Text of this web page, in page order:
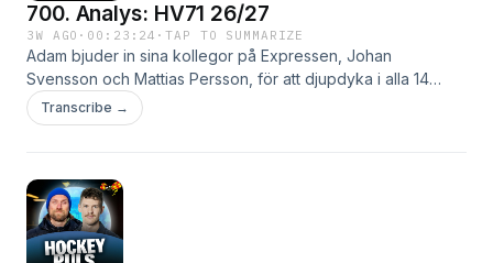
700. Analys: HV71 26/27
3W AGO · 00:23:24 ·TAP TO SUMMARIZE
Adam bjuder in sina kollegor på Expressen, Johan
Svensson och Mattias Persson, för att djupdyka i alla 14
SHL-lag. I dag analyseras HV71.
Transcribe →